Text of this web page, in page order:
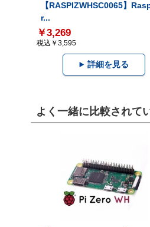
【RASPIZWHSC0065】
r...
￥3,269
税込￥3,595
詳細を見る
よく一緒に比較されて